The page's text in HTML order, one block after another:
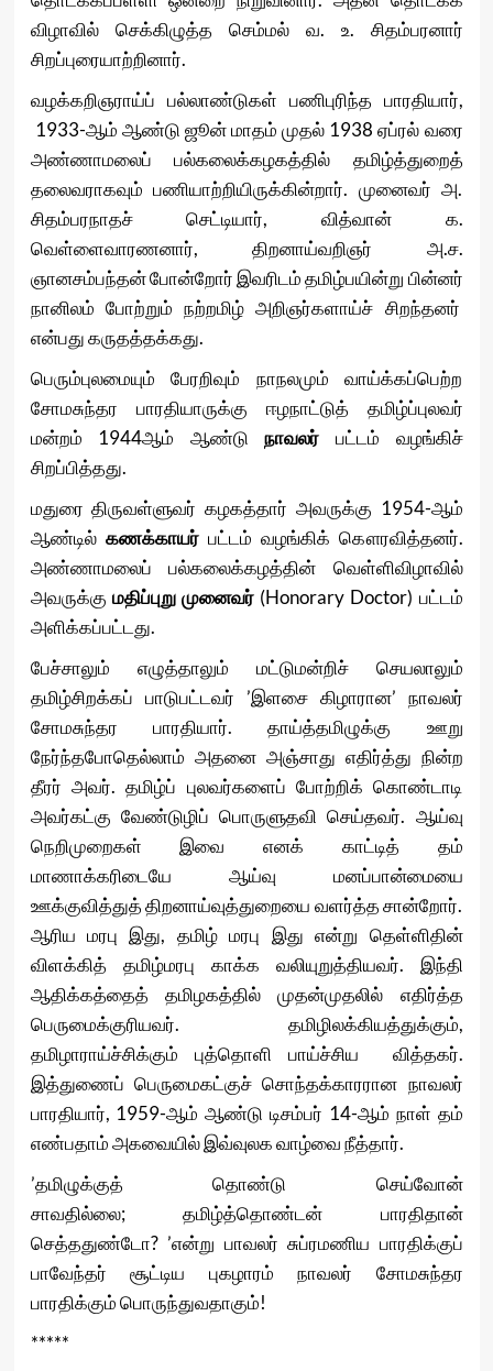
விழாவில் செக்கிழுத்த செம்மல் வ. உ. சிதம்பரனார்
சிறப்புரையாற்றினார்.
வழக்கறிஞராய்ப் பல்லாண்டுகள் பணிபுரிந்த பாரதியார்,
1933-ஆம் ஆண்டு ஜூன் மாதம் முதல் 1938 ஏப்ரல் வரை
அண்ணாமலைப் பல்கலைக்கழகத்தில் தமிழ்த்துறைத்
தலைவராகவும் பணியாற்றியிருக்கின்றார். முனைவர் அ.
சிதம்பரநாதச் செட்டியார், வித்வான் க.
வெள்ளைவாரணனார், திறனாய்வறிஞர் அ.ச.
ஞானசம்பந்தன் போன்றோர் இவரிடம் தமிழ்பயின்று பின்னர்
நானிலம் போற்றும் நற்றமிழ் அறிஞர்களாய்ச் சிறந்தனர்
என்பது கருதத்தக்கது.
பெரும்புலமையும் பேரறிவும் நாநலமும் வாய்க்கப்பெற்ற
சோமசுந்தர பாரதியாருக்கு ஈழநாட்டுத் தமிழ்ப்புலவர்
மன்றம் 1944ஆம் ஆண்டுநாவலர் பட்டம் வழங்கிச்
சிறப்பித்தது.
மதுரை திருவள்ளுவர் கழகத்தார் அவருக்கு 1954-ஆம்
ஆண்டில் கணக்காயர் பட்டம் வழங்கிக் கௌரவித்தனர்.
அண்ணாமலைப் பல்கலைக்கழத்தின் வெள்ளிவிழாவில்
அவருக்கு மதிப்புறு முனைவர்(Honorary Doctor) பட்டம்
அளிக்கப்பட்டது.
பேச்சாலும் எழுத்தாலும் மட்டுமன்றிச் செயலாலும்
தமிழ்சிறக்கப் பாடுபட்டவர் ’இளசை கிழாரான’ நாவலர்
சோமசுந்தர பாரதியார். தாய்த்தமிழுக்கு ஊறு
நேர்ந்தபோதெல்லாம் அதனை அஞ்சாது எதிர்த்து நின்ற
தீரர் அவர். தமிழ்ப் புலவர்களைப் போற்றிக் கொண்டாடி
அவர்கட்கு வேண்டுழிப் பொருளுதவி செய்தவர். ஆய்வு
நெறிமுறைகள் இவை எனக் காட்டித் தம்
மாணாக்கரிடையே ஆய்வு மனப்பான்மையை
ஊக்குவித்துத் திறனாய்வுத்துறையை வளர்த்த சான்றோர்.
ஆரிய மரபு இது, தமிழ் மரபு இது என்று தெள்ளிதின்
விளக்கித் தமிழ்மரபு காக்க வலியுறுத்தியவர். இந்தி
ஆதிக்கத்தைத் தமிழகத்தில் முதன்முதலில் எதிர்த்த
பெருமைக்குரியவர். தமிழிலக்கியத்துக்கும்,
தமிழாராய்ச்சிக்கும் புத்தொளி பாய்ச்சிய வித்தகர்.
இத்துணைப் பெருமைகட்குச் சொந்தக்காரரான நாவலர்
பாரதியார், 1959-ஆம் ஆண்டு டிசம்பர் 14-ஆம் நாள் தம்
எண்பதாம் அகவையில் இவ்வுலக வாழ்வை நீத்தார்.
’தமிழுக்குத் தொண்டு செய்வோன்
சாவதில்லை; தமிழ்த்தொண்டன் பாரதிதான்
செத்ததுண்டோ? ’என்று பாவலர் சுப்ரமணிய பாரதிக்குப்
பாவேந்தர் சூட்டிய புகழாரம் நாவலர் சோமசுந்தர
பாரதிக்கும் பொருந்துவதாகும்!
*****